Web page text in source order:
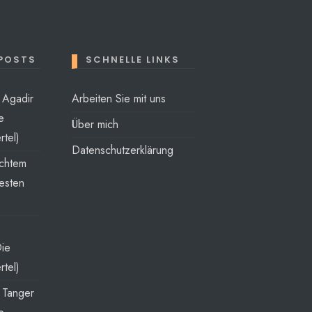
SCHNELLE LINKS
Arbeiten Sie mit uns
Über mich
Datenschutzerklärung